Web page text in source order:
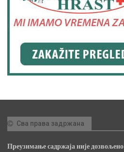
Сва права задржана
Преузимање садржаја није дозвољено